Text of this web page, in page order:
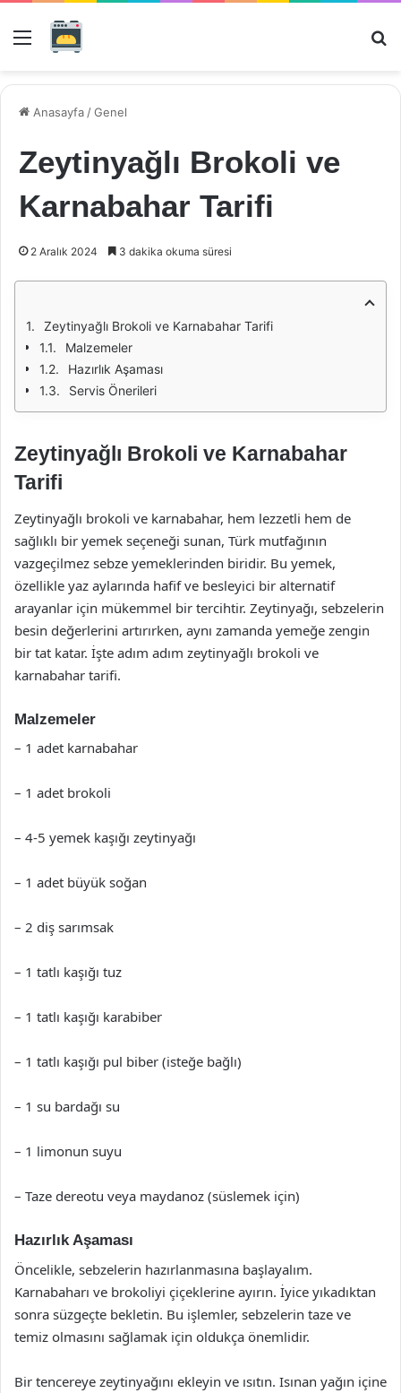
Menü
Anasayfa /Genel
Zeytinyağlı Brokoli ve
Karnabahar Tarifi
2 Aralık 2024 3 dakika okuma süresi
Zeytinyağlı Brokoli ve Karnabahar Tarifi
Malzemeler
Hazırlık Aşaması
Servis Önerileri
Zeytinyağlı Brokoli ve Karnabahar
Tarifi
Zeytinyağlı brokoli ve karnabahar, hem lezzetli hem de
sağlıklı bir yemek seçeneği sunan, Türk mutfağının
vazgeçilmez sebze yemeklerinden biridir. Bu yemek,
özellikle yaz aylarında hafif ve besleyici bir alternatif
arayanlar için mükemmel bir tercihtir. Zeytinyağı, sebzelerin
besin değerlerini artırırken, aynı zamanda yemeğe zengin
bir tat katar. İşte adım adım zeytinyağlı brokoli ve
karnabahar tarifi.
Malzemeler
– 1 adet karnabahar
– 1 adet brokoli
– 4-5 yemek kaşığı zeytinyağı
– 1 adet büyük soğan
– 2 diş sarımsak
– 1 tatlı kaşığı tuz
– 1 tatlı kaşığı karabiber
– 1 tatlı kaşığı pul biber (isteğe bağlı)
– 1 su bardağı su
– 1 limonun suyu
– Taze dereotu veya maydanoz (süslemek için)
Hazırlık Aşaması
Öncelikle, sebzelerin hazırlanmasına başlayalım.
Karnabaharı ve brokoliyi çiçeklerine ayırın. İyice yıkadıktan
sonra süzgeçte bekletin. Bu işlemler, sebzelerin taze ve
temiz olmasını sağlamak için oldukça önemlidir.
Bir tencereye zeytinyağını ekleyin ve ısıtın. Isınan yağın içine